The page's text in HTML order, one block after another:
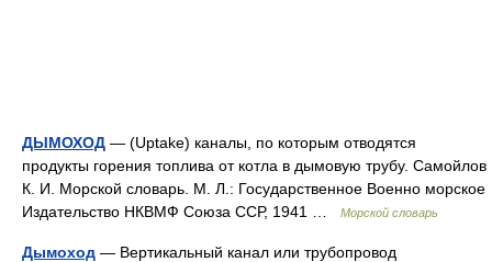
ДЫМОХОД — (Uptake) каналы, по которым отводятся
продукты горения топлива от котла в дымовую трубу. Самойлов
К. И. Морской словарь. М. Л.: Государственное Военно морское
Издательство НКВМФ Союза ССР, 1941 …
Морской словарь
Дымоход — Вертикальный канал или трубопровод